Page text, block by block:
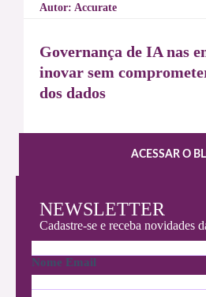
Autor: Accurate
Governança de IA nas
inovar sem
dos dados
ACESSAR O
NEWSLETTER
Cadastre-se e receba novidades
o
m
e
Nome Email